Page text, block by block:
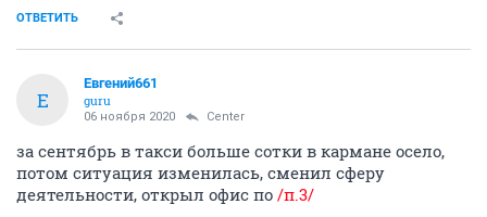
ОТВЕТИТЬ
Е
Евгений661
guru
06 ноября 2020 Center
за сентябрь в такси больше сотки в кармане осело,
потом ситуация изменилась, сменил сферу
деятельности, открыл офис по /п.3/